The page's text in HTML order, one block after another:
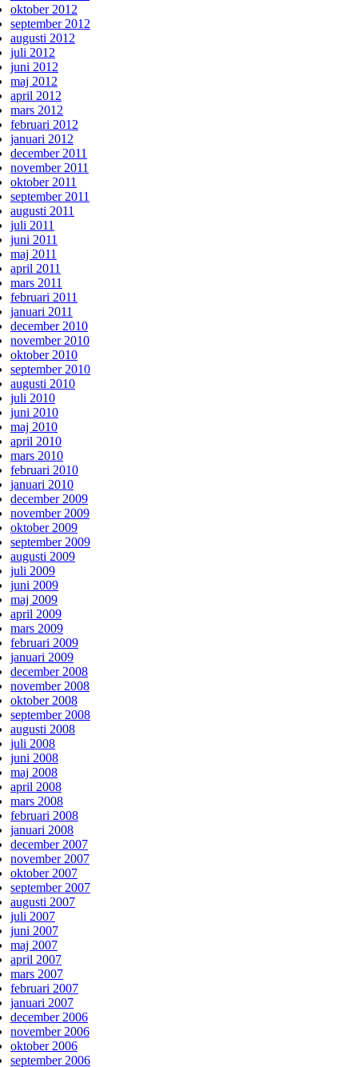
oktober 2012
september 2012
augusti 2012
juli 2012
juni 2012
maj 2012
april 2012
mars 2012
februari 2012
januari 2012
december 2011
november 2011
oktober 2011
september 2011
augusti 2011
juli 2011
juni 2011
maj 2011
april 2011
mars 2011
februari 2011
januari 2011
december 2010
november 2010
oktober 2010
september 2010
augusti 2010
juli 2010
juni 2010
maj 2010
april 2010
mars 2010
februari 2010
januari 2010
december 2009
november 2009
oktober 2009
september 2009
augusti 2009
juli 2009
juni 2009
maj 2009
april 2009
mars 2009
februari 2009
januari 2009
december 2008
november 2008
oktober 2008
september 2008
augusti 2008
juli 2008
juni 2008
maj 2008
april 2008
mars 2008
februari 2008
januari 2008
december 2007
november 2007
oktober 2007
september 2007
augusti 2007
juli 2007
juni 2007
maj 2007
april 2007
mars 2007
februari 2007
januari 2007
december 2006
november 2006
oktober 2006
september 2006